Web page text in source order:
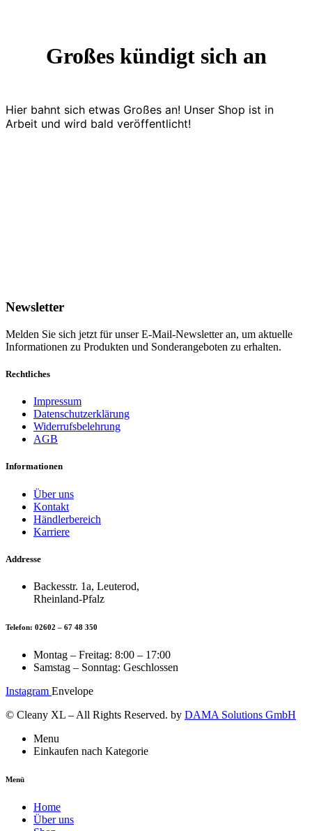
Großes kündigt sich an
Hier bahnt sich etwas Großes an! Unser Shop ist in
Arbeit und wird bald veröffentlicht!
Newsletter
Melden Sie sich jetzt für unser E-Mail-Newsletter an, um aktuelle
Informationen zu Produkten und Sonderangeboten zu erhalten.
Rechtliches
Impressum
Datenschutzerklärung
Widerrufsbelehrung
AGB
Informationen
Über uns
Kontakt
Händlerbereich
Karriere
Addresse
Backesstr. 1a, Leuterod,
Rheinland-Pfalz
Telefon: 02602 – 67 48 350
Montag – Freitag: 8:00 – 17:00
Samstag – Sonntag: Geschlossen
Instagram Envelope
© Cleany XL – All Rights Reserved. by DAMA Solutions GmbH
Menu
Einkaufen nach Kategorie
Menü
Home
Über uns